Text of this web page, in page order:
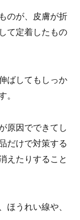
のが、皮膚が折
て定着したもの
ばしてもしっか
。
原因でできてし
だけで対策する
えたりすること
ほうれい線や、